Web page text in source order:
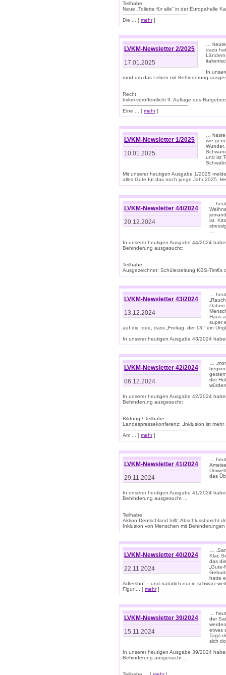
Teilhabe
Neue „Toilette für alle“ in der Europahalle
-------------------------------------------
Die ... [ mehr]
LVKM-Newsletter 2/2025
17.01.2025
…
dazu
In
rund um das Leben mit Behinderung
Recht
bvkm veröffentlicht 9. Auflage des
-------------------------------------------
Eine ... [ mehr]
LVKM-Newsletter 1/2025
10.01.2025
…
wie
und ist
Mit unserer heutigen Ausgabe 1/2025
alles Gute für das noch junge Jahr 2025.
LVKM-Newsletter 44/2024
20.12.2024
…
ist.
In unserer heutigen Ausgabe 44/2024
Behinderung ausgesucht:
Teilhabe
Ausgezeichnet: Schülerzeitung KBS-Tim€s
LVKM-Newsletter 43/2024
13.12.2024
…
Datum
Haus
super
auf die Idee, dass „Freitag, der 13.“ ein
In unserer heutigen Ausgabe 43/2024
LVKM-Newsletter 42/2024
06.12.2024
…
der
In unserer heutigen Ausgabe 42/2024
Behinderung ausgesucht:
Bildung / Teilhabe
Landespressekonferenz: „Inklusion ist mehr
-------------------------------------------
Am ... [ mehr]
LVKM-Newsletter 41/2024
29.11.2024
…
das
In unserer heutigen Ausgabe 41/2024
Behinderung ausgesucht ...
Teilhabe
Aktion Deutschland hilft: Abschlussbericht
Inklusion von Menschen mit
LVKM-Newsletter 40/2024
22.11.2024
…
Klar,
das
hatte
Adlershof – und natürlich nur in schwarz-
Figur ... [ mehr]
LVKM-Newsletter 39/2024
15.11.2024
…
der
etwas
Tags
sich
In unserer heutigen Ausgabe 39/2024
Behinderung ausgesucht ...